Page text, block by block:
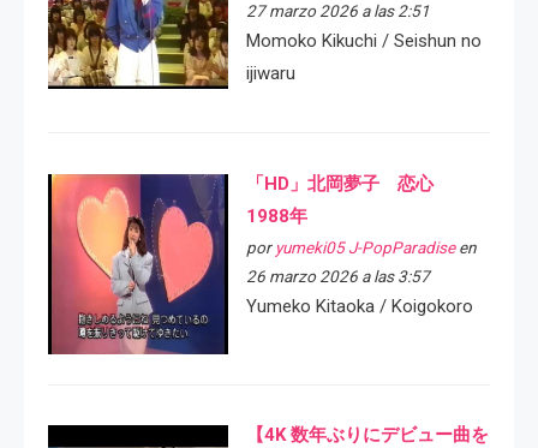
27 marzo 2026 a las 2:51
Momoko Kikuchi / Seishun no
ijiwaru
「HD」北岡夢子 恋心
1988年
por yumeki05 J-PopParadiseen
26 marzo 2026 a las 3:57
Yumeko Kitaoka / Koigokoro
【4K 数年ぶりにデビュー曲を